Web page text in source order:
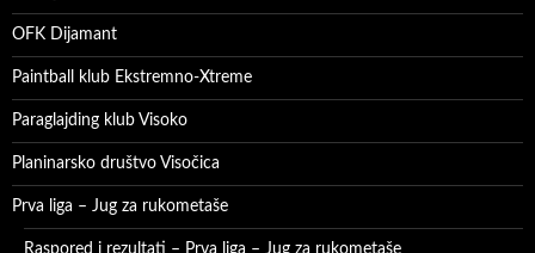
OFK Dijamant
Paintball klub Ekstremno-Xtreme
Paraglajding klub Visoko
Planinarsko društvo Visočica
Prva liga – Jug za rukometaše